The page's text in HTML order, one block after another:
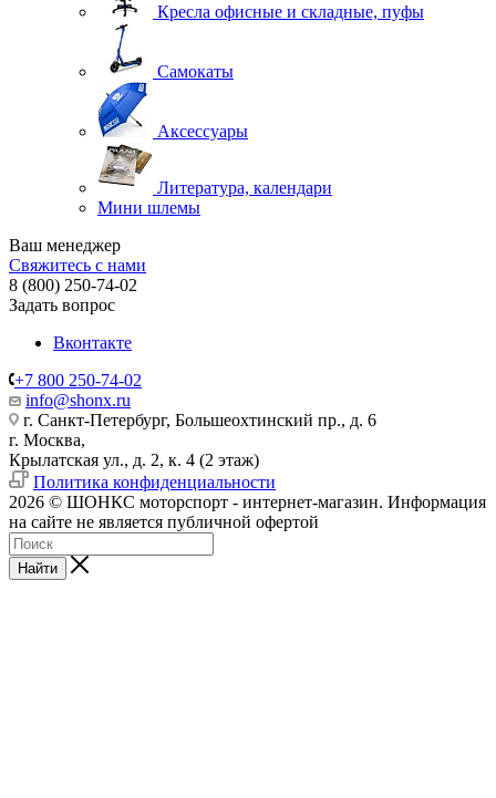
Кресла офисные и складные, пуфы
Самокаты
Аксессуары
Литература, календари
Мини шлемы
Ваш менеджер
Свяжитесь с нами
8 (800) 250-74-02
Задать вопрос
Вконтакте
+7 800 250-74-02
info@shonx.ru
г. Санкт-Петербург, Большеохтинский пр., д. 6
г. Москва,
Крылатская ул., д. 2, к. 4 (2 этаж)
Политика конфиденциальности
2026 © ШОНКС моторспорт - интернет-магазин. Информация
на сайте не является публичной офертой
Найти